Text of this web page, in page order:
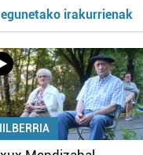
irakurrienak